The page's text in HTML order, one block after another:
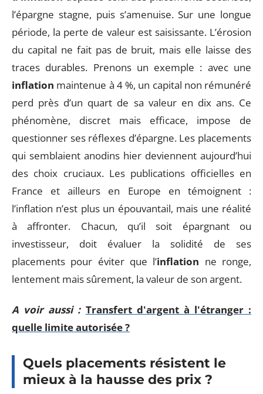
l’épargne stagne, puis s’amenuise. Sur une longue
période, la perte de valeur est saisissante. L’érosion
du capital ne fait pas de bruit, mais elle laisse des
traces durables. Prenons un exemple : avec une
inflation maintenue à 4 %, un capital non rémunéré
perd près d’un quart de sa valeur en dix ans. Ce
phénomène, discret mais efficace, impose de
questionner ses réflexes d’épargne. Les placements
qui semblaient anodins hier deviennent aujourd’hui
des choix cruciaux. Les publications officielles en
France et ailleurs en Europe en témoignent :
l’inflation n’est plus un épouvantail, mais une réalité
à affronter. Chacun, qu’il soit épargnant ou
investisseur, doit évaluer la solidité de ses
placements pour éviter que l’inflation ne ronge,
lentement mais sûrement, la valeur de son argent.
A voir aussi : Transfert d'argent à l'étranger :
quelle limite autorisée ?
Quels placements résistent le
mieux à la hausse des prix ?